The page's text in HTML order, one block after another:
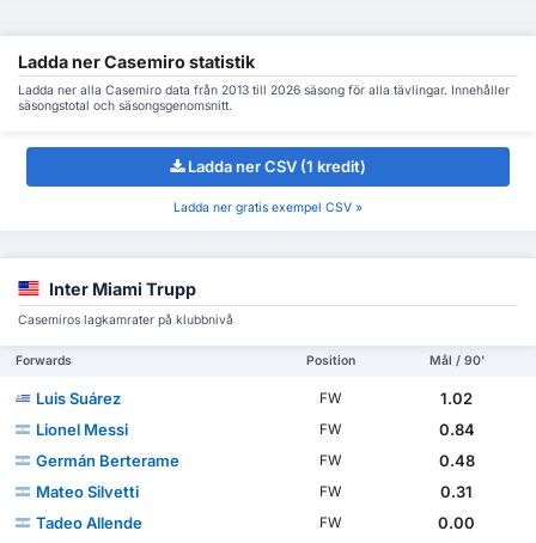
Ladda ner Casemiro statistik
Ladda ner alla Casemiro data från 2013 till 2026 säsong för alla tävlingar. Innehåller
säsongstotal och säsongsgenomsnitt.
Ladda ner CSV (1 kredit)
Ladda ner gratis exempel CSV »
Inter Miami Trupp
Casemiros lagkamrater på klubbnivå
Forwards Position Mål / 90'
Luis Suárez FW
1.02
Lionel Messi
FW
0.84
Germán Berterame
FW
0.48
Mateo Silvetti
FW
0.31
Tadeo Allende
FW
0.00